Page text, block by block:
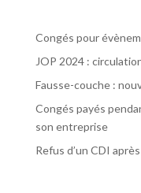
Congés pour
JOP 2024 :
Fausse-couche :
Congés payés
son entreprise
Refus d’un CDI